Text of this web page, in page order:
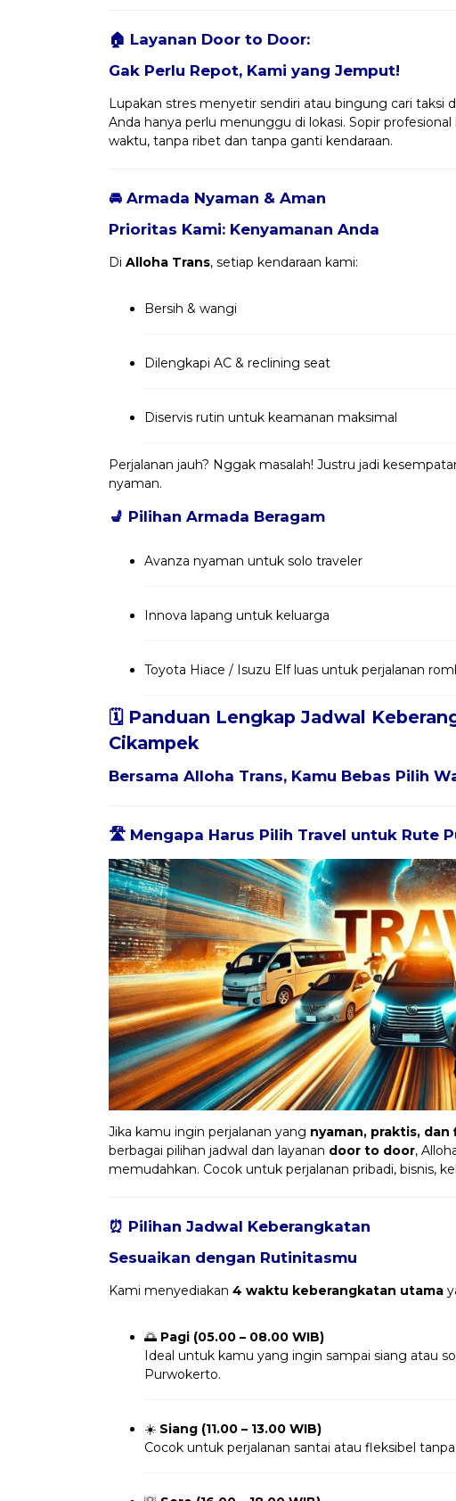
🏠 Layanan Door to Door:
Gak Perlu Repot, Kami yang Jemput!
Lupakan stres menyetir sendiri atau bingung cari taksi
Anda hanya perlu menunggu di lokasi. Sopir
waktu, tanpa ribet dan tanpa ganti kendaraan.
🚘 Armada Nyaman & Aman
Prioritas Kami: Kenyamanan Anda
Di Alloha Trans, setiap kendaraan kami:
Bersih & wangi
Dilengkapi AC & reclining seat
Diservis rutin untuk keamanan maksimal
Perjalanan jauh? Nggak masalah! Justru jadi
nyaman.
💺 Pilihan Armada Beragam
Avanza nyaman untuk solo traveler
Innova lapang untuk keluarga
Toyota Hiace / Isuzu Elf luas untuk perjalanan
🗓️ Panduan Lengkap Jadwal
Cikampek
Bersama Alloha Trans, Kamu Bebas Pilih
🛣️ Mengapa Harus Pilih Travel untuk Rute
Jika kamu ingin perjalanan yang nyaman, praktis, dan
berbagai pilihan jadwal dan layanan door to door,
memudahkan. Cocok untuk perjalanan pribadi, bisnis,
⏰ Pilihan Jadwal Keberangkatan
Sesuaikan dengan Rutinitasmu
Kami menyediakan 4 waktu keberangkatan utama
🌅 Pagi (05.00 – 08.00 WIB)
Ideal untuk kamu yang ingin sampai siang atau
Purwokerto.
☀️ Siang (11.00 – 13.00 WIB)
Cocok untuk perjalanan santai atau fleksibel